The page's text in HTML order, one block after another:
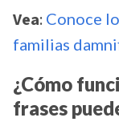
Vea: Conoce
familias
¿Cómo
frases